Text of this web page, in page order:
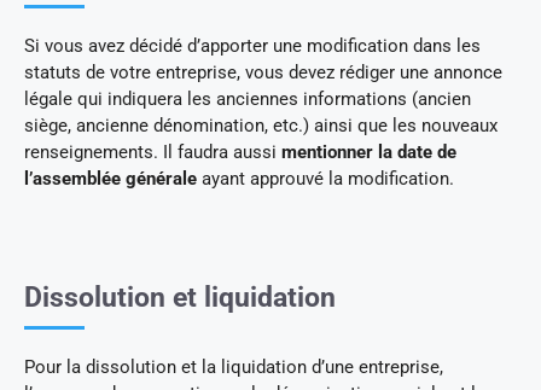
Si vous avez décidé d’apporter une modification dans les
statuts de votre entreprise, vous devez rédiger une annonce
légale qui indiquera les anciennes informations (ancien
siège, ancienne dénomination, etc.) ainsi que les nouveaux
renseignements. Il faudra aussi mentionner la date de
l’assemblée générale ayant approuvé la modification.
Dissolution et liquidation
Pour la dissolution et la liquidation d’une entreprise,